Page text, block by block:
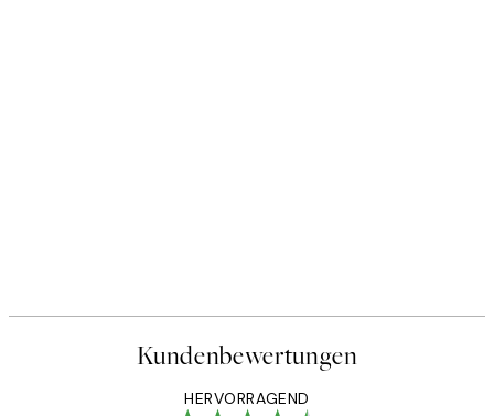
Kundenbewertungen
HERVORRAGEND